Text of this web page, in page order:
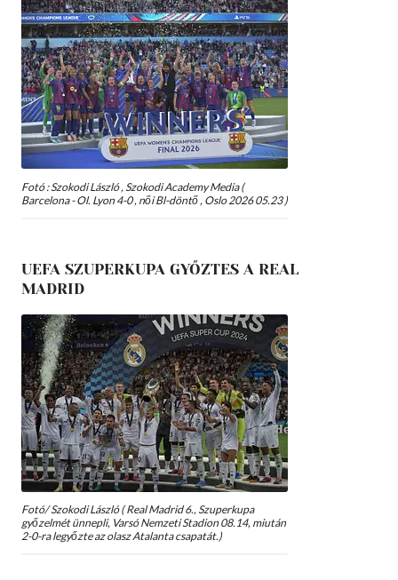
Fotó : Szokodi László , Szokodi Academy Media (
Barcelona - Ol. Lyon 4-0 , női Bl-döntő , Oslo 2026 05.23 )
UEFA SZUPERKUPA GYŐZTES A REAL
MADRID
Fotó/ Szokodi László ( Real Madrid 6., Szuperkupa
győzelmét ünnepli, Varsó Nemzeti Stadion 08.14, miután
2-0-ra legyőzte az olasz Atalanta csapatát.)